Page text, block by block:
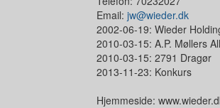
Email: jw@wieder.dk
2002-06-19: Wieder
2010-03-15: A.P. Møllers
2010-03-15: 2791 Dragør
2013-11-23: Konkurs
Hjemmeside: